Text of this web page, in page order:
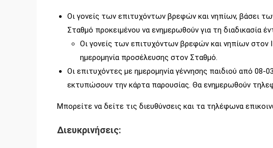
Οι γονείς των επιτυχόντων βρεφών και νηπίων, βάσει
Σταθμό προκειμένου να ενημερωθούν για τη διαδικασία
Οι γονείς των επιτυχόντων βρεφών και νηπίων στον
ημερομηνία προσέλευσης στον Σταθμό.
Οι επιτυχόντες με ημερομηνία γέννησης παιδιού από
εκτυπώσουν την κάρτα παρουσίας. Θα ενημερωθούν
Μπορείτε να δείτε τις διευθύνσεις και τα τηλέφωνα
Διευκρινήσεις: